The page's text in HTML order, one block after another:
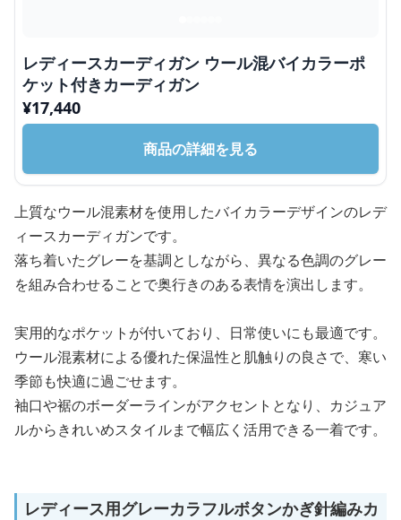
レディースカーディガン ウール混バイカラーポ
ケット付きカーディガン
¥17,440
商品の詳細を見る
上質なウール混素材を使用したバイカラーデザインのレデ
ィースカーディガンです。
落ち着いたグレーを基調としながら、異なる色調のグレー
を組み合わせることで奥行きのある表情を演出します。
実用的なポケットが付いており、日常使いにも最適です。
ウール混素材による優れた保温性と肌触りの良さで、寒い
季節も快適に過ごせます。
袖口や裾のボーダーラインがアクセントとなり、カジュア
ルからきれいめスタイルまで幅広く活用できる一着です。
レディース用グレーカラフルボタンかぎ針編みカ